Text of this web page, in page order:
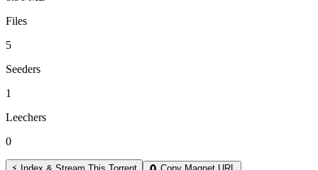
Files
5
Seeders
1
Leechers
0